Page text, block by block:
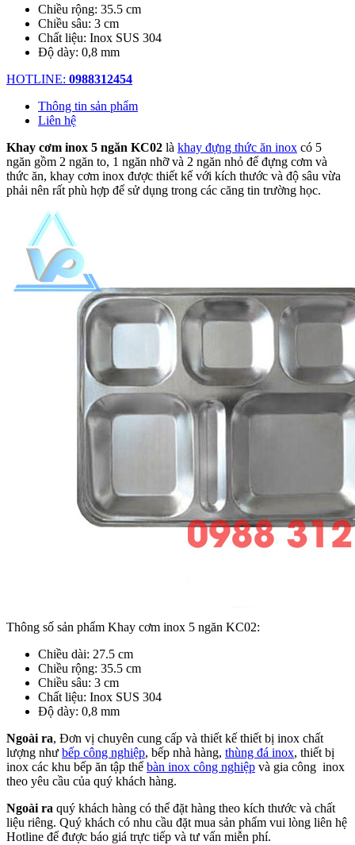
Chiều rộng: 35.5 cm
Chiều sâu: 3 cm
Chất liệu: Inox SUS 304
Độ dày: 0,8 mm
HOTLINE: 0988312454
Thông tin sản phẩm
Liên hệ
Khay cơm inox 5 ngăn KC02 là khay đựng thức ăn inox có 5
ngăn gồm 2 ngăn to, 1 ngăn nhỡ và 2 ngăn nhỏ để đựng cơm và
thức ăn, khay cơm inox được thiết kế với kích thước và độ sâu vừa
phải nên rất phù hợp để sử dụng trong các căng tin trường học.
Thông số sản phẩm Khay cơm inox 5 ngăn KC02:
Chiều dài: 27.5 cm
Chiều rộng: 35.5 cm
Chiều sâu: 3 cm
Chất liệu: Inox SUS 304
Độ dày: 0,8 mm
Ngoài ra, Đơn vị chuyên cung cấp và thiết kế thiết bị inox chất
lượng như bếp công nghiệp, bếp nhà hàng, thùng đá inox, thiết bị
inox các khu bếp ăn tập thể bàn inox công nghiệp và gia công inox
theo yêu cầu của quý khách hàng.
Ngoài ra quý khách hàng có thể đặt hàng theo kích thước và chất
liệu riêng. Quý khách có nhu cầu đặt mua sản phẩm vui lòng liên hệ
Hotline để được báo giá trực tiếp và tư vấn miễn phí.